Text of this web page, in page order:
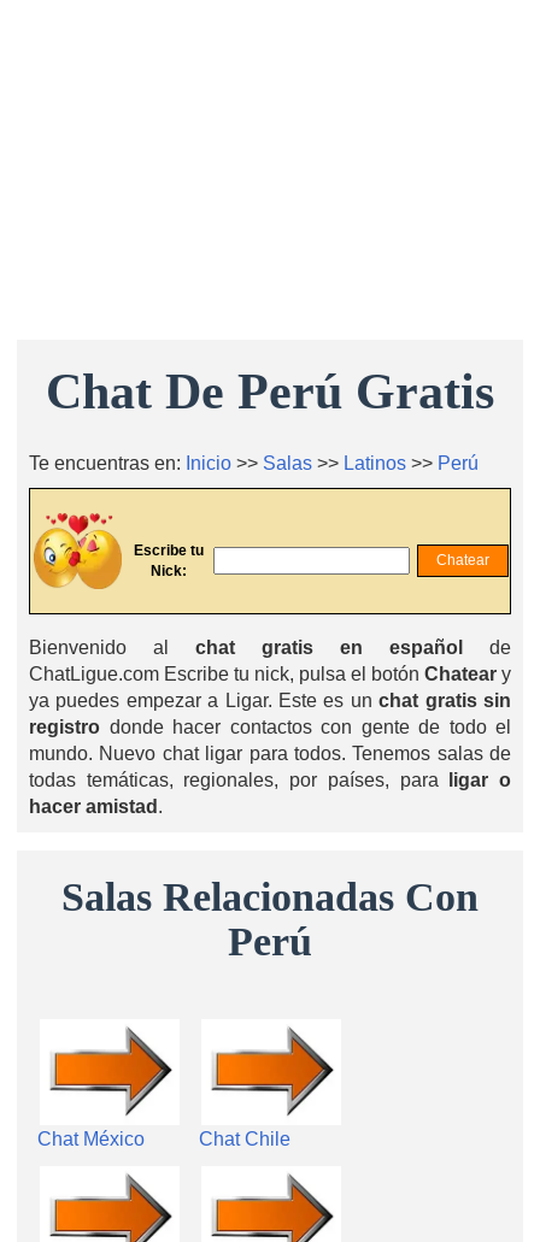
Chat De Perú Gratis
Te encuentras en: Inicio >> Salas >> Latinos >> Perú
Escribe tu
Nick:
Bienvenido al chat gratis en español
de
ChatLigue.com Escribe tu nick, pulsa el botón Chatear y
ya puedes empezar a Ligar. Este es unchat gratis sin
registro donde hacer contactos con gente de todo el
mundo. Nuevo chat ligar para todos. Tenemos salas de
todas temáticas, regionales, por países, para
ligar o
hacer amistad .
Salas Relacionadas Con
Perú
Chat México Chat Chile